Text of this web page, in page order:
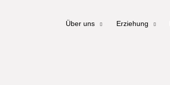
Über uns Erziehung